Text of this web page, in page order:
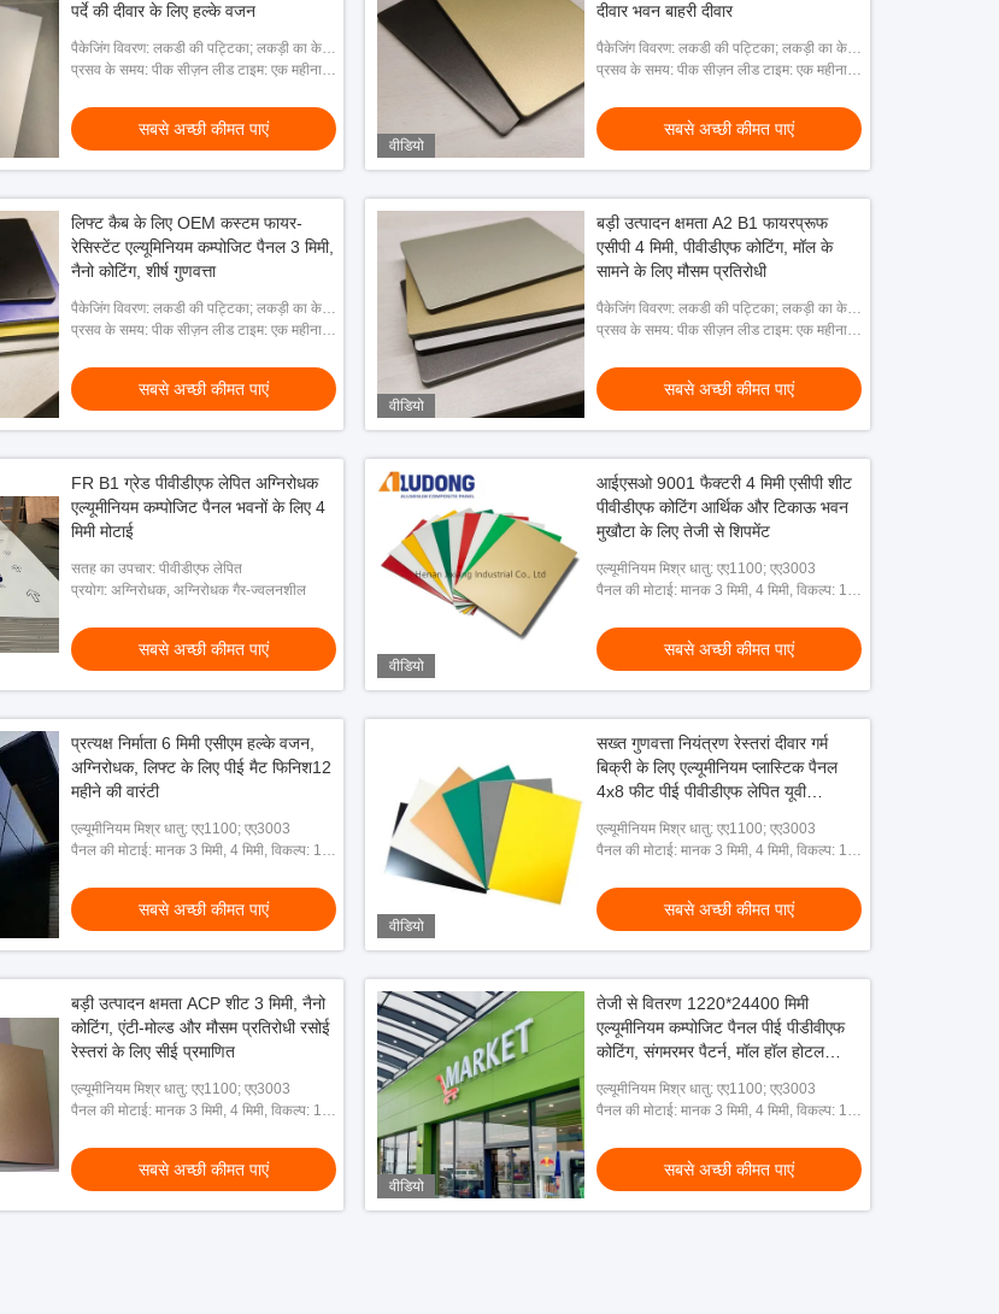
पॉलिएस्टर कोटिंग के साथ लकड़ी बनावट एल्यूमीनियम
प्लास्टिक समग्र बोर्ड
सबसे अच्छी कीमत पाएं
अटूट पॉलीथीन कोर के साथ लकड़ी अनाज
एल्यूमिनियम प्लास्टिक समग्र शीट
सबसे अच्छी कीमत पाएं
लकड़ी के अनाज के साथ एल्यूमिनियम समग्र पैनल 3
डी बनावट लकड़ी एसीएम क्लैडिंग शीट
सबसे अच्छी कीमत पाएं
पर्दे की दीवार के लिए हल्के वजन
पैकेजिंग विवरण: लकडी की पट्टिका; लकड़ी का केस;
नग्न पैकिंग
प्रसव के समय: पीक सीज़न लीड टाइम: एक महीना;
सबसे अच्छी कीमत पाएं
वीडियो
दीवार भवन बाहरी दीवार
पैकेजिंग विवरण: लकडी की पट्टिका; लकड़ी का केस;
नग्न पैकिंग
प्रसव के समय: पीक सीज़न लीड टाइम: एक महीना;
सबसे अच्छी कीमत पाएं
लिफ्ट कैब के लिए OEM कस्टम फायर-
रेसिस्टेंट एल्यूमिनियम कम्पोजिट पैनल 3 मिमी,
नैनो कोटिंग, शीर्ष गुणवत्ता
पैकेजिंग विवरण: लकडी की पट्टिका; लकड़ी का केस;
नग्न पैकिंग
प्रसव के समय: पीक सीज़न लीड टाइम: एक महीना;
सबसे अच्छी कीमत पाएं
वीडियो
बड़ी उत्पादन क्षमता A2 B1 फायरप्रूफ
एसीपी 4 मिमी, पीवीडीएफ कोटिंग, मॉल के
सामने के लिए मौसम प्रतिरोधी
पैकेजिंग विवरण: लकडी की पट्टिका; लकड़ी का केस;
नग्न पैकिंग
प्रसव के समय: पीक सीज़न लीड टाइम: एक महीना;
सबसे अच्छी कीमत पाएं
FR B1 ग्रेड पीवीडीएफ लेपित अग्निरोधक
एल्यूमीनियम कम्पोजिट पैनल भवनों के लिए 4
मिमी मोटाई
सतह का उपचार: पीवीडीएफ लेपित
प्रयोग: अग्निरोधक, अग्निरोधक गैर-ज्वलनशील
सबसे अच्छी कीमत पाएं
वीडियो
आईएसओ 9001 फैक्टरी 4 मिमी एसीपी शीट
पीवीडीएफ कोटिंग आर्थिक और टिकाऊ भवन
मुखौटा के लिए तेजी से शिपमेंट
एल्यूमीनियम मिश्र धातु: एए1100; एए3003
पैनल की मोटाई: मानक 3 मिमी, 4 मिमी, विकल्प: 1.5
सबसे अच्छी कीमत पाएं
प्रत्यक्ष निर्माता 6 मिमी एसीएम हल्के वजन,
अग्निरोधक, लिफ्ट के लिए पीई मैट फिनिश12
महीने की वारंटी
एल्यूमीनियम मिश्र धातु: एए1100; एए3003
पैनल की मोटाई: मानक 3 मिमी, 4 मिमी, विकल्प: 1.5
सबसे अच्छी कीमत पाएं
वीडियो
सख्त गुणवत्ता नियंत्रण रेस्तरां दीवार गर्म
बिक्री के लिए एल्यूमीनियम प्लास्टिक पैनल
4x8 फीट पीई पीवीडीएफ लेपित यूवी
एल्यूमीनियम मिश्र धातु: एए1100; एए3003
पैनल की मोटाई: मानक 3 मिमी, 4 मिमी, विकल्प: 1.5
सबसे अच्छी कीमत पाएं
बड़ी उत्पादन क्षमता ACP शीट 3 मिमी, नैनो
कोटिंग, एंटी-मोल्ड और मौसम प्रतिरोधी रसोई
रेस्तरां के लिए सीई प्रमाणित
एल्यूमीनियम मिश्र धातु: एए1100; एए3003
पैनल की मोटाई: मानक 3 मिमी, 4 मिमी, विकल्प: 1.5
सबसे अच्छी कीमत पाएं
वीडियो
तेजी से वितरण 1220*24400 मिमी
एल्यूमीनियम कम्पोजिट पैनल पीई पीडीवीएफ
कोटिंग, संगमरमर पैटर्न, मॉल हॉल होटल
एल्यूमीनियम मिश्र धातु: एए1100; एए3003
पैनल की मोटाई: मानक 3 मिमी, 4 मिमी, विकल्प: 1.5
सबसे अच्छी कीमत पाएं